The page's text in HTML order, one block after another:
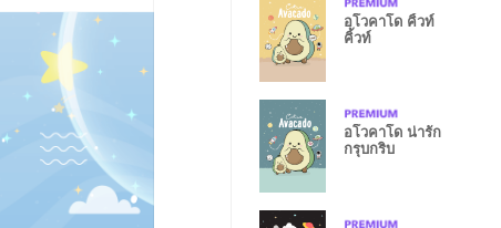
อโวคาโด คิ้วท์
คิ้วท์
อโวคาโด น่ารัก
กรุบกริบ